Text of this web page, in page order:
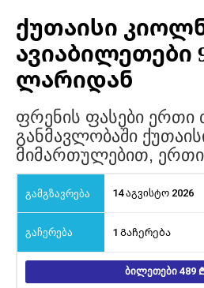
ქუთაისი
ავიაბილეთები
ლარიდან
ფრენის ფასები ერთი
განმავლობაში
მიმართულებით, ერთი
14 აგვისტო 2026
1 Გაჩერება
ᲑᲘᲚᲔᲗᲔᲑᲘ 489